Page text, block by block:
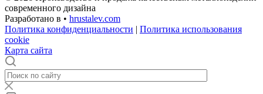
современного дизайна
Разработано в • hrustalev.com
Политика конфиденциальности | Политика использования
cookie
Карта сайта